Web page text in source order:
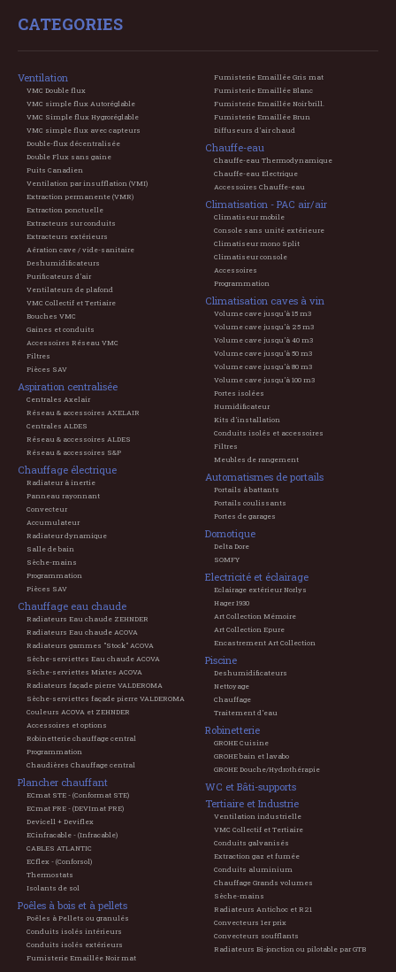
CATEGORIES
Ventilation
VMC Double flux
VMC simple flux Autoréglable
VMC Simple flux Hygroréglable
VMC simple flux avec capteurs
Double-flux décentralisée
Double Flux sans gaine
Puits Canadien
Ventilation par insufflation (VMI)
Extraction permanente (VMR)
Extraction ponctuelle
Extracteurs sur conduits
Extracteurs extérieurs
Aération cave / vide-sanitaire
Deshumidificateurs
Purificateurs d'air
Ventilateurs de plafond
VMC Collectif et Tertiaire
Bouches VMC
Gaines et conduits
Accessoires Réseau VMC
Filtres
Pièces SAV
Aspiration centralisée
Centrales Axelair
Réseau & accessoires AXELAIR
Centrales ALDES
Réseau & accessoires ALDES
Réseau & accessoires S&P
Chauffage électrique
Radiateur à inertie
Panneau rayonnant
Convecteur
Accumulateur
Radiateur dynamique
Salle de bain
Sèche-mains
Programmation
Pièces SAV
Chauffage eau chaude
Radiateurs Eau chaude ZEHNDER
Radiateurs Eau chaude ACOVA
Radiateurs gammes "Stock" ACOVA
Sèche-serviettes Eau chaude ACOVA
Sèche-serviettes Mixtes ACOVA
Radiateurs façade pierre VALDEROMA
Sèche-serviettes façade pierre VALDEROMA
Couleurs ACOVA et ZEHNDER
Accessoires et options
Robinetterie chauffage central
Programmation
Chaudières Chauffage central
Plancher chauffant
ECmat STE - (Conformat STE)
ECmat PRE - (DEVImat PRE)
Devicell + Deviflex
ECinfracable - (Infracable)
CABLES ATLANTIC
ECflex - (Conforsol)
Thermostats
Isolants de sol
Poêles à bois et à pellets
Poêles à Pellets ou granulés
Conduits isolés intérieurs
Conduits isolés extérieurs
Fumisterie Emaillée Noir mat
Fumisterie Emaillée Gris mat
Fumisterie Emaillée Blanc
Fumisterie Emaillée Noir brill.
Fumisterie Emaillée Brun
Diffuseurs d'air chaud
Chauffe-eau
Chauffe-eau Thermodynamique
Chauffe-eau Electrique
Accessoires Chauffe-eau
Climatisation - PAC air/air
Climatiseur mobile
Console sans unité extérieure
Climatiseur mono Split
Climatiseur console
Accessoires
Programmation
Climatisation caves à vin
Volume cave jusqu'à 15 m3
Volume cave jusqu'à 25 m3
Volume cave jusqu'à 40 m3
Volume cave jusqu'à 50 m3
Volume cave jusqu'à 80 m3
Volume cave jusqu'à 100 m3
Portes isolées
Humidificateur
Kits d'installation
Conduits isolés et accessoires
Filtres
Meubles de rangement
Automatismes de portails
Portails à battants
Portails coulissants
Portes de garages
Domotique
Delta Dore
SOMFY
Electricité et éclairage
Eclairage extérieur Norlys
Hager 1930
Art Collection Mémoire
Art Collection Epure
Encastrement Art Collection
Piscine
Deshumidificateurs
Nettoyage
Chauffage
Traitement d'eau
Robinetterie
GROHE Cuisine
GROHE bain et lavabo
GROHE Douche/Hydrothérapie
WC et Bâti-supports
Tertiaire et Industrie
Ventilation industrielle
VMC Collectif et Tertiaire
Conduits galvanisés
Extraction gaz et fumée
Conduits aluminium
Chauffage Grands volumes
Sèche-mains
Radiateurs Antichoc et R21
Convecteurs 1er prix
Convecteurs soufflants
Radiateurs Bi-jonction ou pilotable par GTB